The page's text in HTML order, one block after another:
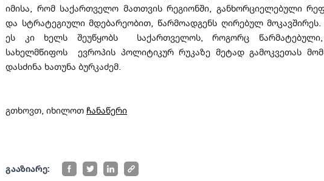
იმისა, რომ საქართველო მათთვის რეგიონში, განხორციელებული
და სტრატეგიული მდებარეობით, წარმოადგენს ღირებულ
ეს კი ხელს შეუწყობს საქართველოს, როგორც წარმატებული,
სახელმწიფოს ევროპის პოლიტიკურ რუკაზე მეტად გამოკვეთას
დასძინა ხათუნა ბურკაძემ.
გთხოვთ, იხილოთ ჩანაწერი
გააზიარე: